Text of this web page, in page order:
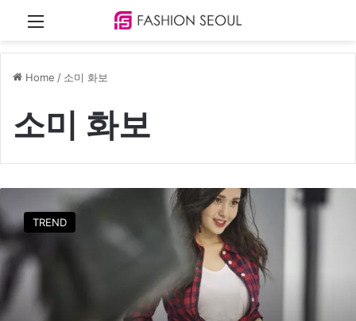
Home / 소미 화보
소미 화보
,
무
하
TREND